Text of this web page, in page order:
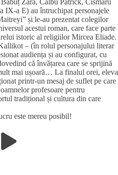
Zara, Câlbu Patrick, Cismaru
IX-a E) au întruchipat personajele
și le-au prezentat colegilor
acestui roman, care face parte
istoric al religiilor Mircea Eliade.
– (în rolul personajului literar
audiența și au configurat, cu
că învățarea care se sprijină
mai ușoară… La finalul orei, eleva
printr-un mesaj de suflet pe care
profesoare pentru
tradițional și cultura din care
este mereu posibil!